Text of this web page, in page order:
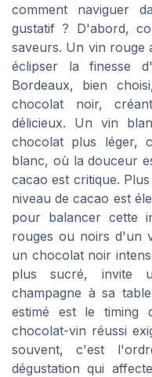
comment naviguer
gustatif ? D'abord,
saveurs. Un vin rouge
éclipser la finesse
Bordeaux, bien
chocolat noir,
délicieux. Un vin
chocolat plus léger,
blanc, où la douceur
cacao est critique.
niveau de cacao est
pour balancer cette
rouges ou noirs d'un
un chocolat noir
plus sucré, invite
champagne à sa
estimé est le timing
chocolat-vin réussi
souvent, c'est
dégustation qui